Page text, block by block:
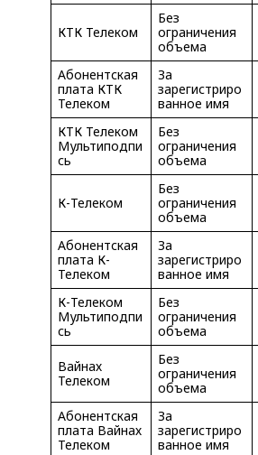
КТК Телеком
Без
ограничения
объема
Абонентская
плата КТК
Телеком
За
зарегистриро
ванное имя
КТК Телеком
Мультиподпи
сь
Без
ограничения
объема
К-Телеком
Без
ограничения
объема
Абонентская
плата К-
Телеком
За
зарегистриро
ванное имя
К-Телеком
Мультиподпи
сь
Без
ограничения
объема
Вайнах
Телеком
Без
ограничения
объема
Абонентская
плата Вайнах
Телеком
За
зарегистриро
ванное имя